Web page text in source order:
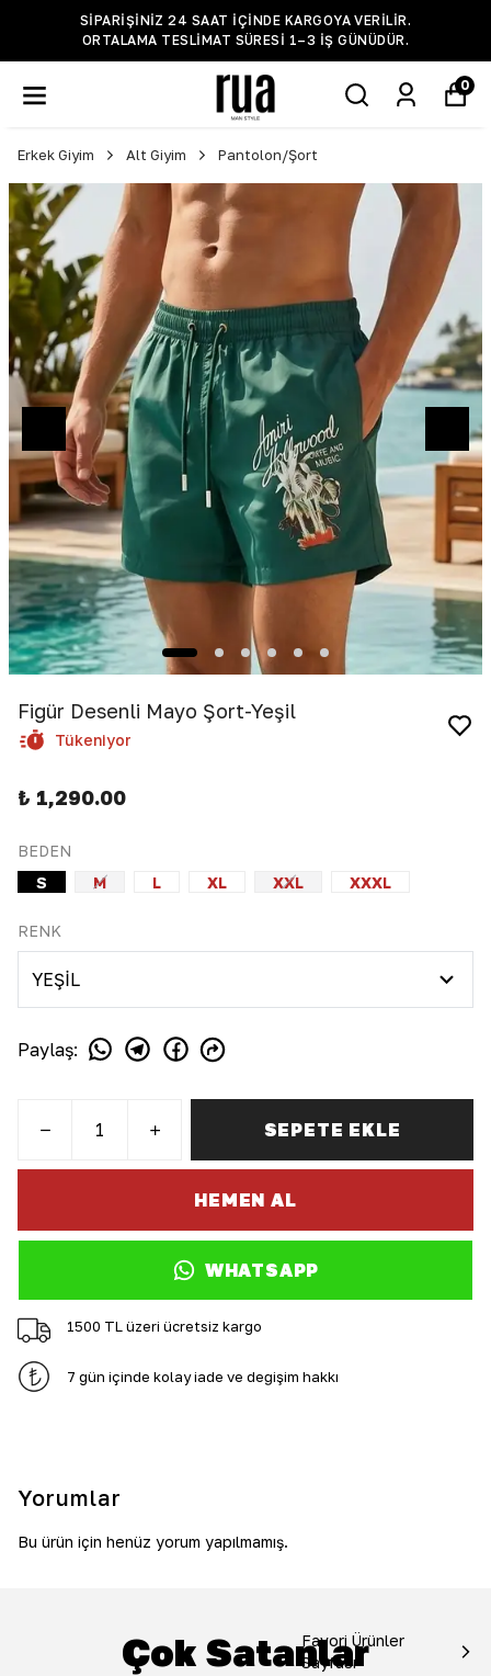
SIPARIŞINIZ 24 SAAT IÇINDE KARGOYA VERILIR.
ORTALAMA TESLIMAT SÜRESI 1–3 IŞ GÜNÜDÜR.
0
Erkek Giyim Alt Giyim Pantolon/Şort
Figür Desenli Mayo Şort-Yeşil
Tükeniyor
₺ 1,290.00
BEDEN
S
M L XL XXL XXXL
RENK
Paylaş:
SEPETE EKLE
HEMEN AL
WHATSAPP
1500 TL üzeri ücretsiz kargo
7 gün içinde kolay iade ve değişim hakkı
Yorumlar
Bu ürün için henüz yorum yapılmamış.
Çok Satanlar
Favori Ürünler
Sayfası